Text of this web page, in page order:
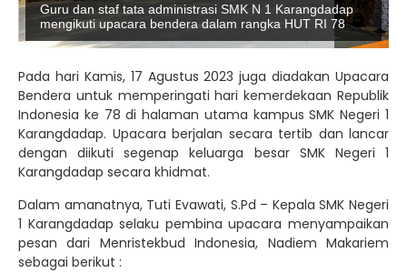
Guru dan staf tata administrasi SMK N 1 Karangdadap
mengikuti upacara bendera dalam rangka HUT RI 78
Pada hari Kamis, 17 Agustus 2023 juga diadakan Upacara
Bendera untuk memperingati hari kemerdekaan Republik
Indonesia ke 78 di halaman utama kampus SMK Negeri 1
Karangdadap. Upacara berjalan secara tertib dan lancar
dengan diikuti segenap keluarga besar SMK Negeri 1
Karangdadap secara khidmat.
Dalam amanatnya, Tuti Evawati, S.Pd – Kepala SMK Negeri
1 Karangdadap selaku pembina upacara menyampaikan
pesan dari Menristekbud Indonesia, Nadiem Makariem
sebagai berikut :